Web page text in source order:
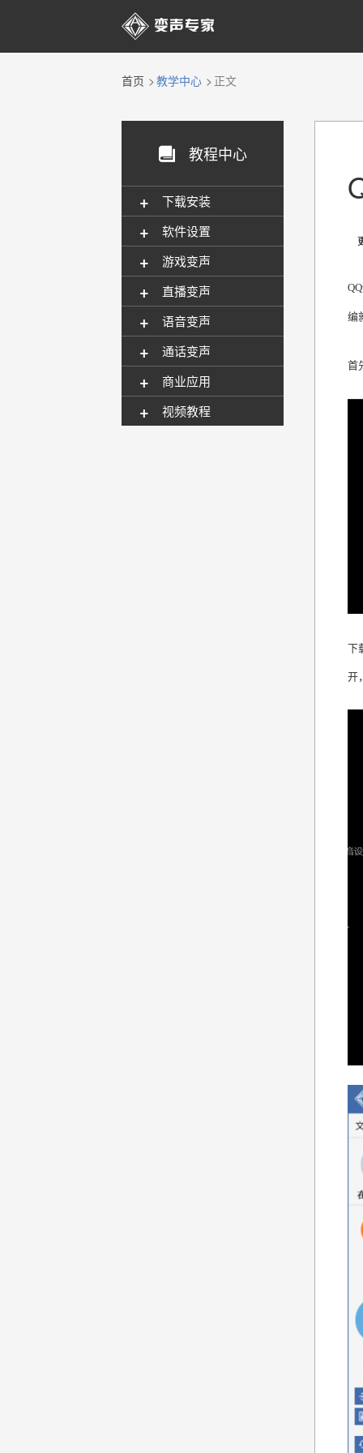

首页 教学中心 正文
 教程中心
下载安装
+
软件设置
+
游戏变声
+
直播变声
+
语音变声
+
通话变声
+
商业应用
+
视频教程
+
编
首
下
开